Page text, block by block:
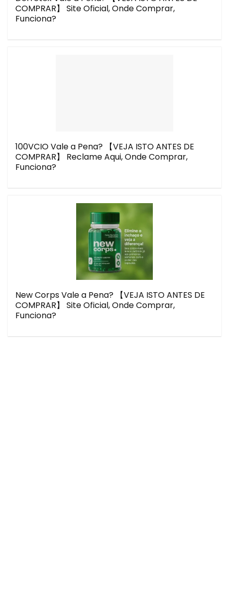
COMPRAR】 Site Oficial, Onde Comprar,
Funciona?
100VCIO Vale a Pena? 【VEJA ISTO ANTES DE
COMPRAR】 Reclame Aqui, Onde Comprar,
Funciona?
New Corps Vale a Pena? 【VEJA ISTO ANTES DE
COMPRAR】 Site Oficial, Onde Comprar,
Funciona?